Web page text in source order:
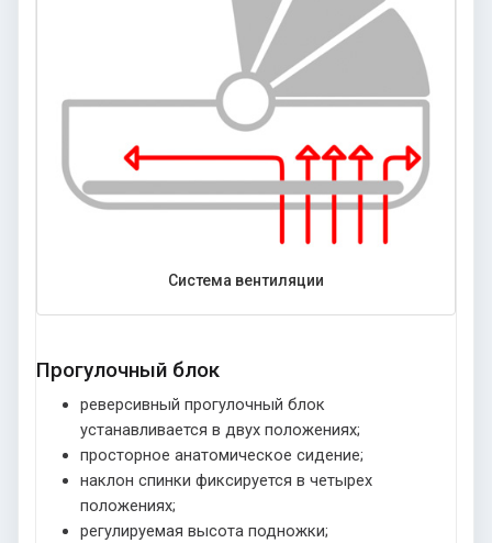
Система вентиляции
Прогулочный блок
реверсивный прогулочный блок
устанавливается в двух положениях;
просторное анатомическое сидение;
наклон спинки фиксируется в четырех
положениях;
регулируемая высота подножки;